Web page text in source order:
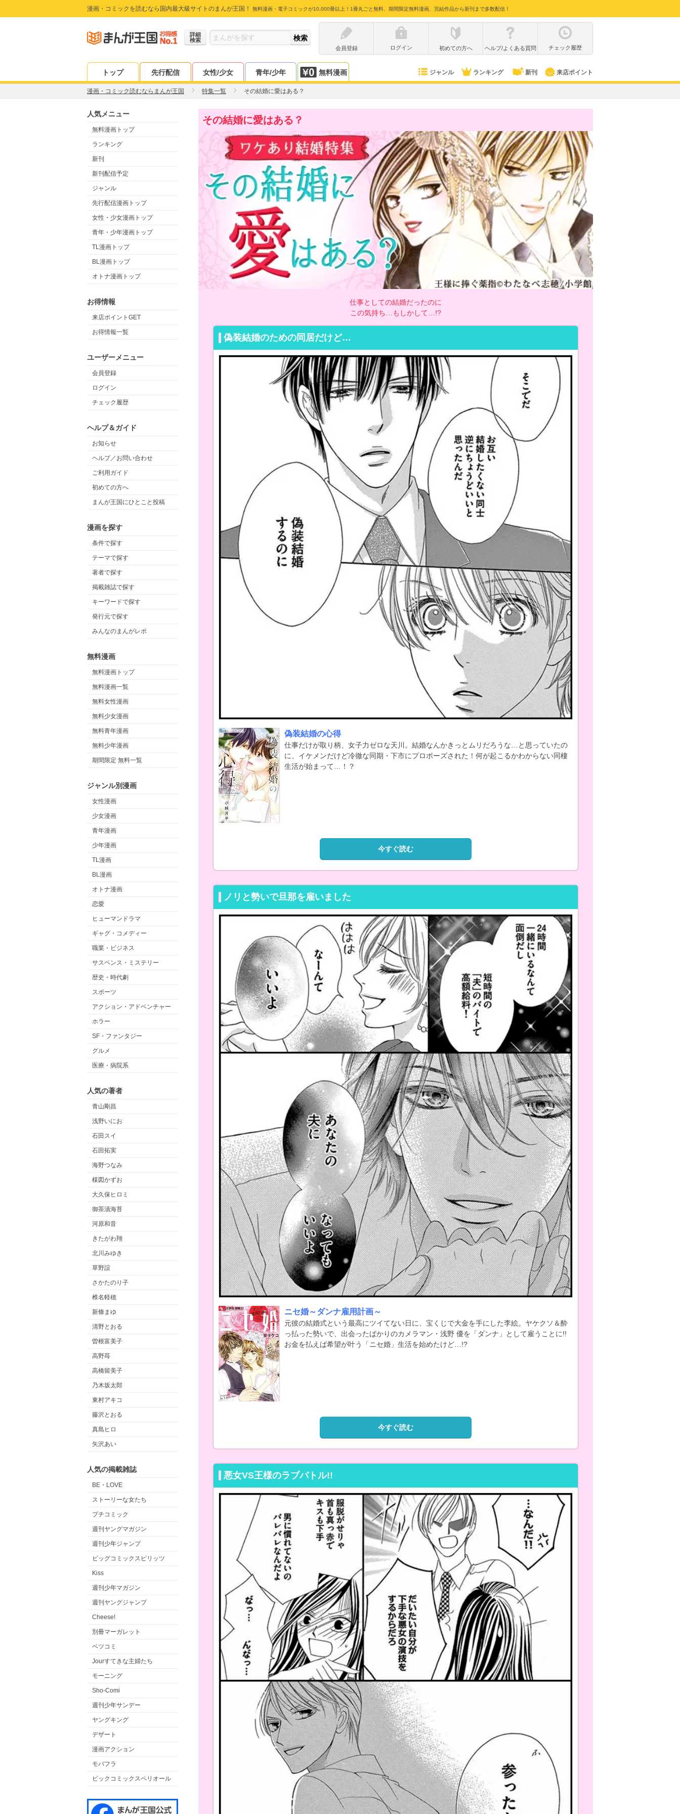
漫画・コミックを読むなら国内最大級サイトのまんが王国！ 無料漫画・電子コミックが10,000冊以上！1冊丸ごと無料、期間限定無料漫画、完結作品から新刊まで多数配信！
詳細
検索
会員登録
ログイン 初めての方へ ヘルプ/よくある質問 チェック履歴
トップ 先行配信 女性/少女 青年/少年 無料漫画 ジャンル ランキング 新刊 来店ポイント
漫画・コミック読むならまんが王国 特集一覧 その結婚に愛はある？
人気メニュー
無料漫画トップ
ランキング
新刊
新刊配信予定
ジャンル
先行配信漫画トップ
女性・少女漫画トップ
青年・少年漫画トップ
TL漫画トップ
BL漫画トップ
オトナ漫画トップ
お得情報
来店ポイントGET
お得情報一覧
ユーザーメニュー
会員登録
ログイン
チェック履歴
ヘルプ＆ガイド
お知らせ
ヘルプ／お問い合わせ
ご利用ガイド
初めての方へ
まんが王国にひとこと投稿
漫画を探す
条件で探す
テーマで探す
著者で探す
掲載雑誌で探す
キーワードで探す
発行元で探す
みんなのまんがレポ
無料漫画
無料漫画トップ
無料漫画一覧
無料女性漫画
無料少女漫画
無料青年漫画
無料少年漫画
期間限定 無料一覧
ジャンル別漫画
女性漫画
少女漫画
青年漫画
少年漫画
TL漫画
BL漫画
オトナ漫画
恋愛
ヒューマンドラマ
ギャグ・コメディー
職業・ビジネス
サスペンス・ミステリー
歴史・時代劇
スポーツ
アクション・アドベンチャー
ホラー
SF・ファンタジー
グルメ
医療・病院系
人気の著者
青山剛昌
浅野いにお
石田スイ
石田拓実
海野つなみ
楳図かずお
大久保ヒロミ
御茶漬海苔
河原和音
きたがわ翔
北川みゆき
草野誼
さかたのり子
椎名軽穂
新條まゆ
清野とおる
曽根富美子
高野苺
高橋留美子
乃木坂太郎
東村アキコ
藤沢とおる
真島ヒロ
矢沢あい
人気の掲載雑誌
BE・LOVE
ストーリーな女たち
プチコミック
週刊ヤングマガジン
週刊少年ジャンプ
ビッグコミックスピリッツ
Kiss
週刊少年マガジン
週刊ヤングジャンプ
Cheese!
別冊マーガレット
ベツコミ
Jourすてきな主婦たち
モーニング
Sho-Comi
週刊少年サンデー
ヤングキング
デザート
漫画アクション
モバフラ
ビックコミックスペリオール
その結婚に愛はある？
仕事としての結婚だったのに
この気持ち…もしかして…!?
偽装結婚のための同居だけど…
偽装結婚の心得
仕事だけが取り柄、女子力ゼロな天川。結婚なんかきっとムリだろうな…と思っていたの
に、イケメンだけど冷徹な同期・下市にプロポーズされた！何が起こるかわからない同棲
生活が始まって…！？
今すぐ読む
ノリと勢いで旦那を雇いました
ニセ婚～ダンナ雇用計画～
元彼の結婚式という最高にツイてない日に、宝くじで大金を手にした李絵。ヤケクソ＆酔
っ払った勢いで、出会ったばかりのカメラマン・浅野 優を「ダンナ」として雇うことに!!
お金を払えば希望が叶う「ニセ婚」生活を始めたけど…!?
今すぐ読む
悪女VS王様のラブバトル!!